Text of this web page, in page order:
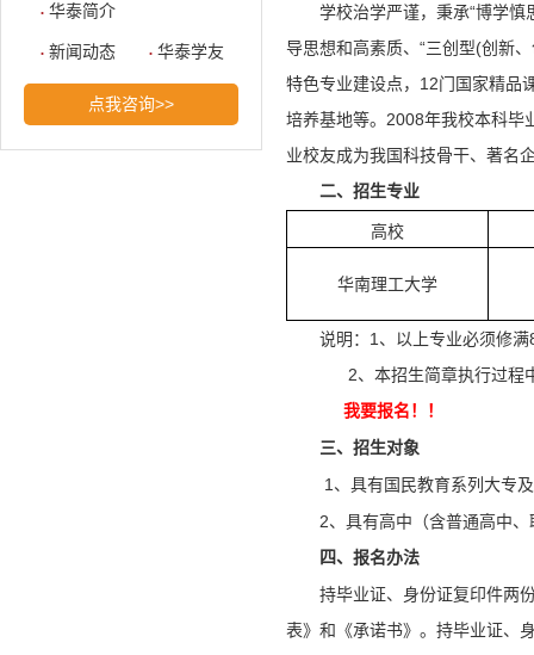
华泰简介
新闻动态 华泰学友
点我咨询>>
学校治学严谨，秉承“博学慎
导思想和高素质、“三创型(创新
特色专业建设点，12门国家精品
培养基地等。2008年我校本科毕
业校友成为我国科技骨干、著名
二、招生专业
高校
华南理工大学
说明：1、以上专业必须修
2、本招生简章执行过程
我要报名 ！ ！
三、招生对象
1、具有国民教育系列大专及
2、具有高中（含普通高中
四、报名办法
持毕业证、身份证复印件两
表》和《承诺书》。持毕业证、